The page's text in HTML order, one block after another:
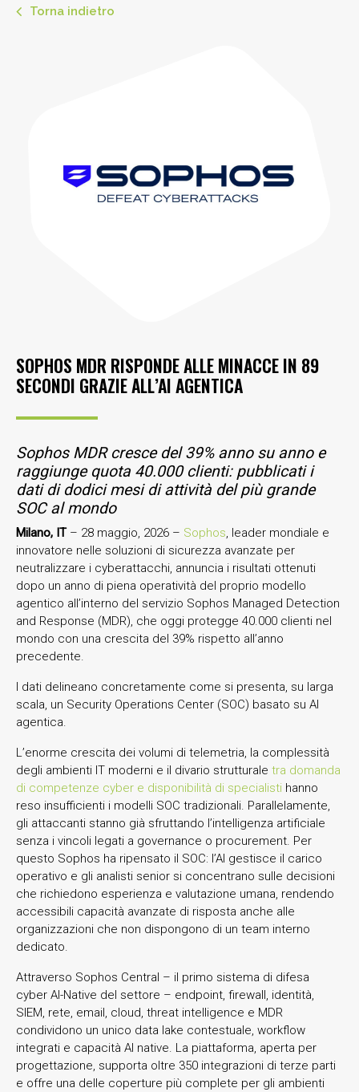
Torna indietro
SOPHOS MDR RISPONDE ALLE MINACCE IN 89
SECONDI GRAZIE ALL’AI AGENTICA
Sophos MDR cresce del 39% anno su anno e
raggiunge quota 40.000 clienti: pubblicati i
dati di dodici mesi di attività del più grande
SOC al mondo
Milano, IT– 28 maggio, 2026 – Sophos, leader mondiale e
innovatore nelle soluzioni di sicurezza avanzate per
neutralizzare i cyberattacchi, annuncia i risultati ottenuti
dopo un anno di piena operatività del proprio modello
agentico all’interno del servizio Sophos Managed Detection
and Response (MDR), che oggi protegge 40.000 clienti nel
mondo con una crescita del 39% rispetto all’anno
precedente.
I dati delineano concretamente come si presenta, su larga
scala, un Security Operations Center (SOC) basato su AI
agentica.
L’enorme crescita dei volumi di telemetria, la complessità
degli ambienti IT moderni e il divario strutturale tra domanda
di competenze cyber e disponibilità di specialisti hanno
reso insufficienti i modelli SOC tradizionali. Parallelamente,
gli attaccanti stanno già sfruttando l’intelligenza artificiale
senza i vincoli legati a governance o procurement. Per
questo Sophos ha ripensato il SOC: l’AI gestisce il carico
operativo e gli analisti senior si concentrano sulle decisioni
che richiedono esperienza e valutazione umana, rendendo
accessibili capacità avanzate di risposta anche alle
organizzazioni che non dispongono di un team interno
dedicato.
Attraverso Sophos Central – il primo sistema di difesa
cyber AI-Native del settore – endpoint, firewall, identità,
SIEM, rete, email, cloud, threat intelligence e MDR
condividono un unico data lake contestuale, workflow
integrati e capacità AI native. La piattaforma, aperta per
progettazione, supporta oltre 350 integrazioni di terze parti
e offre una delle coperture più complete per gli ambienti